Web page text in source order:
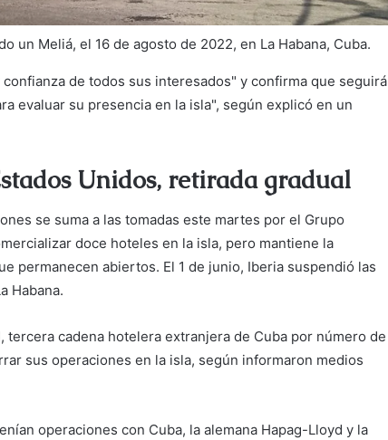
un Meliá, el 16 de agosto de 2022, en La Habana, Cuba.
de todos sus interesados" y confirma que seguirá
evaluar su presencia en la isla", según explicó en un
Unidos, retirada gradual
se suma a las tomadas este martes por el Grupo
doce hoteles en la isla, pero mantiene la
permanecen abiertos. El 1 de junio, Iberia suspendió las
Habana.
tercera cadena hotelera extranjera de Cuba por número de
sus operaciones en la isla, según informaron medios
operaciones con Cuba, la alemana Hapag-Lloyd y la